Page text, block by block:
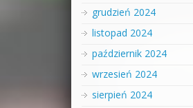
grudzień 2024
listopad 2024
październik 2024
wrzesień 2024
sierpień 2024